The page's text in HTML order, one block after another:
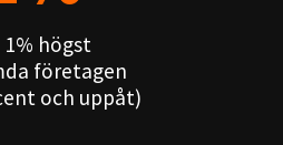
1% högst
företagen
och uppåt)